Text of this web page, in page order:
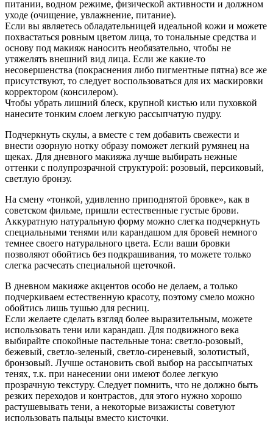
питании, водном режиме, физической активности и должном
уходе (очищение, увлажнение, питание).
Если вы являетесь обладательницей идеальной кожи и можете
похвастаться ровным цветом лица, то тональные средства и
основу под макияж наносить необязательно, чтобы не
утяжелять внешний вид лица. Если же какие-то
несовершенства (покраснения либо пигментные пятна) все же
присутствуют, то следует воспользоваться для их маскировки
корректором (консилером).
Чтобы убрать лишний блеск, крупной кистью или пуховкой
нанесите тонким слоем легкую рассыпчатую пудру.
Подчеркнуть скулы, а вместе с тем добавить свежести и
внести озорную нотку образу поможет легкий румянец на
щеках. Для дневного макияжа лучше выбирать нежные
оттенки с полупрозрачной структурой: розовый, персиковый,
светлую бронзу.
На смену «тонкой, удивленно приподнятой бровке», как в
советском фильме, пришли естественные густые брови.
Аккуратную натуральную форму можно слегка подчеркнуть
специальными тенями или карандашом для бровей немного
темнее своего натурального цвета. Если ваши бровки
позволяют обойтись без подкрашивания, то можете только
слегка расчесать специальной щеточкой.
В дневном макияже акцентов особо не делаем, а только
подчеркиваем естественную красоту, поэтому смело можно
обойтись лишь тушью для ресниц.
Если желаете сделать взгляд более выразительным, можете
использовать тени или карандаш. Для подвижного века
выбирайте спокойные пастельные тона: светло-розовый,
бежевый, светло-зеленый, светло-сиреневый, золотистый,
бронзовый. Лучше остановить свой выбор на рассыпчатых
тенях, т.к. при нанесении они имеют более легкую
прозрачную текстуру. Следует помнить, что не должно быть
резких переходов и контрастов, для этого нужно хорошо
растушевывать тени, а некоторые визажисты советуют
использовать пальцы вместо кисточки.